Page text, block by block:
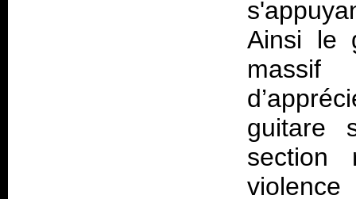
Ainsi le
massif
guitare
section